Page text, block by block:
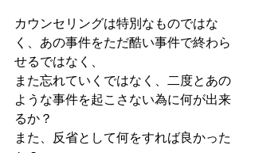
カウンセリングは特別なものではな
く、あの事件をただ酷い事件で終わら
せるではなく、
また忘れていくではなく、二度とあの
ような事件を起こさない為に何が出来
るか？
また、反省として何をすれば良かった